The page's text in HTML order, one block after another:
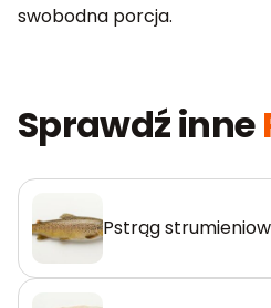
swobodna porcja.
Sprawdź inne
Pstrąg